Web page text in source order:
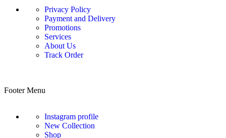
Privacy Policy
Payment and Delivery
Promotions
Services
About Us
Track Order
Footer Menu
Instagram profile
New Collection
Shop